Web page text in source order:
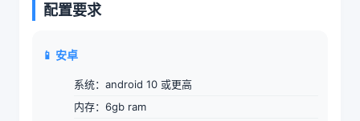
配置要求
📱 安卓
系统：android 10 或更高
内存：6gb ram